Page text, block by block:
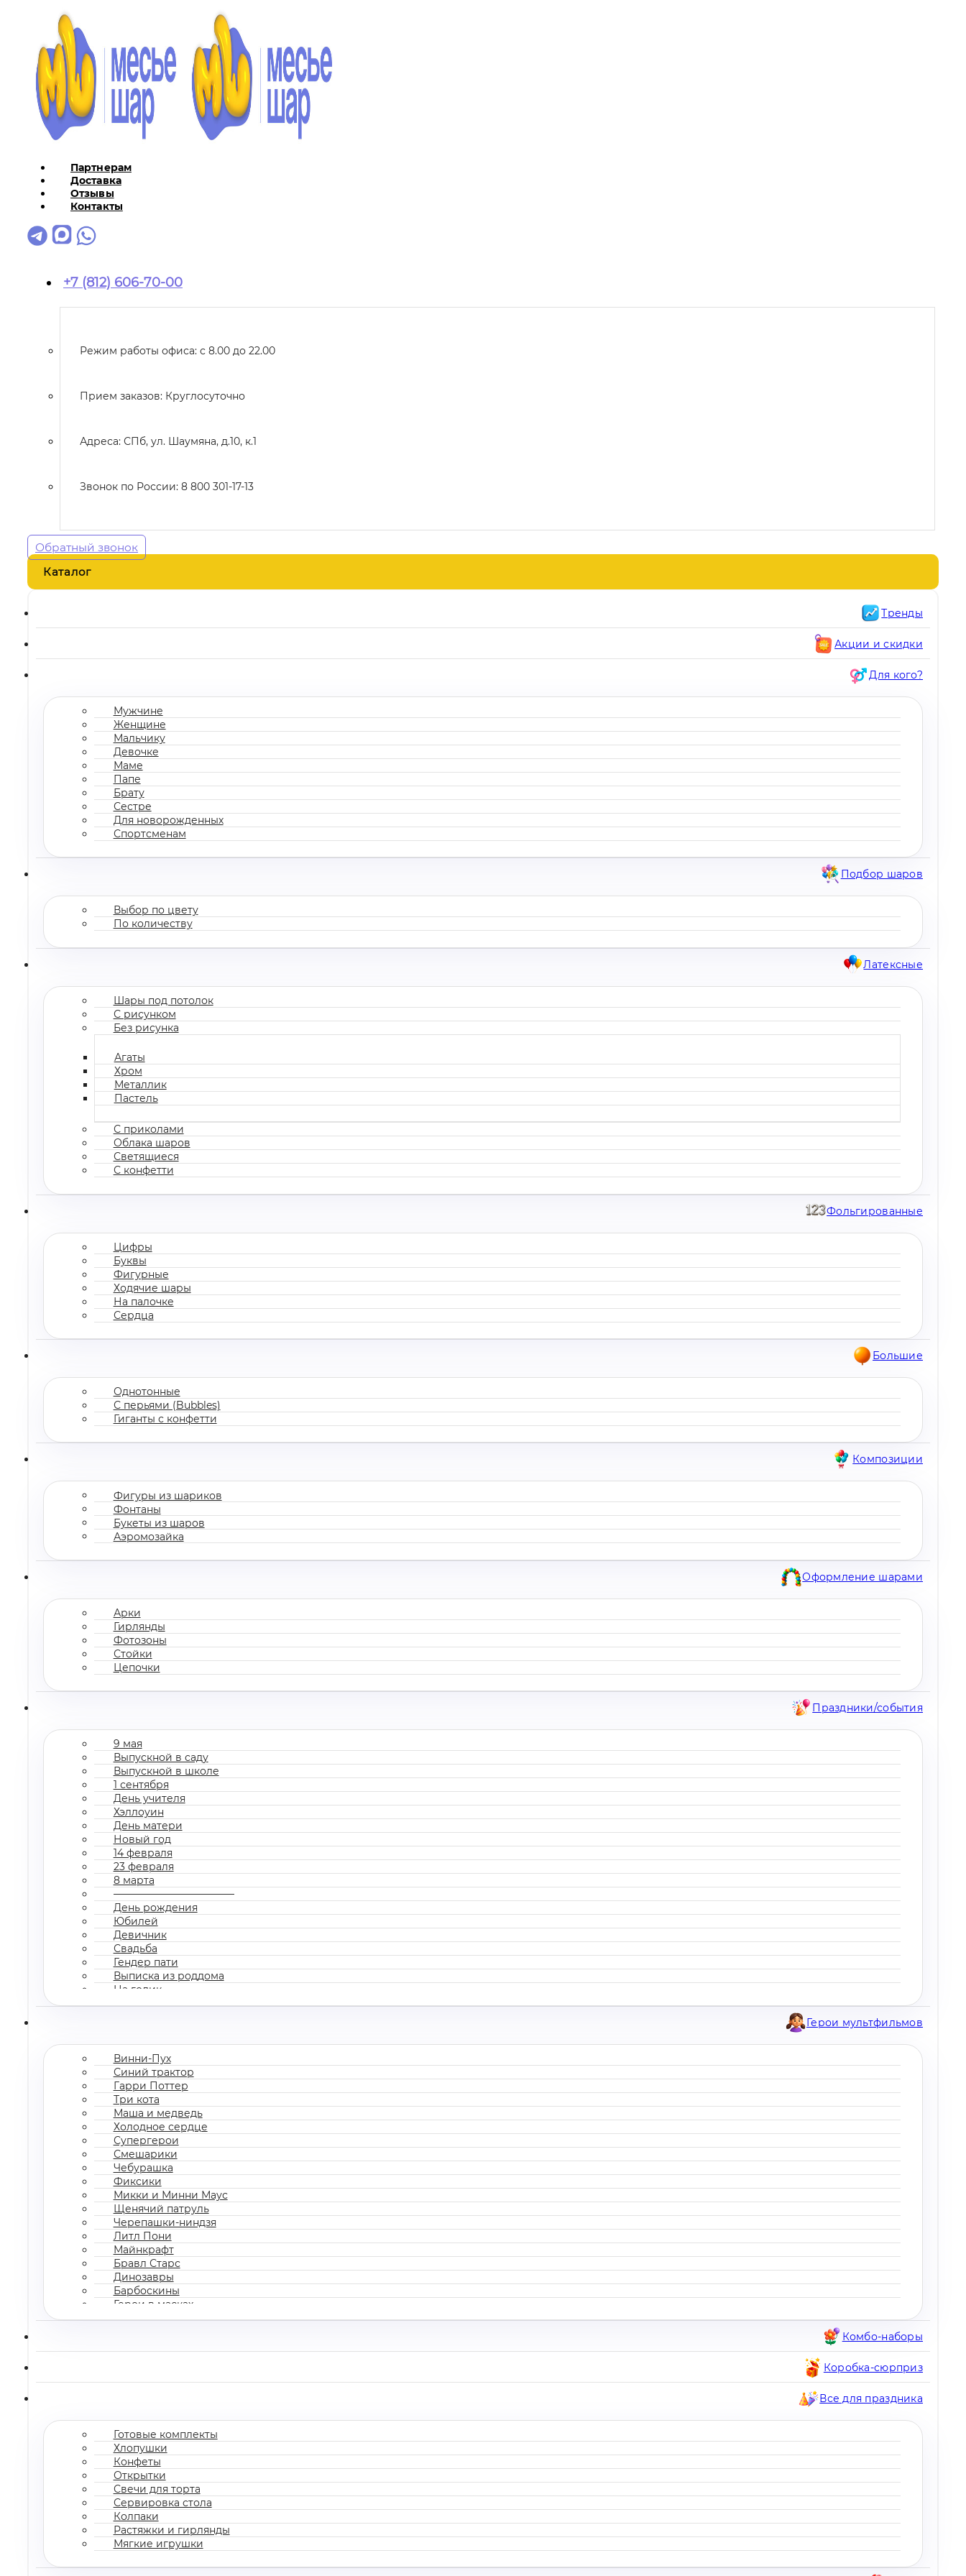
Партнерам
Доставка
Отзывы
Контакты
+7 (812) 606-70-00
Режим работы офиса: с 8.00 до 22.00
Прием заказов: Круглосуточно
Адреса: СПб, ул. Шаумяна, д.10, к.1
Звонок по России: 8 800 301-17-13
Обратный звонок
Каталог
Тренды
Акции и скидки
Для кого?
Мужчине
Женщине
Мальчику
Девочке
Маме
Папе
Брату
Сестре
Для новорожденных
Спортсменам
Подбор шаров
Выбор по цвету
По количеству
Латексные
Шары под потолок
С рисунком
Без рисунка
Агаты
Хром
Металлик
Пастель
С приколами
Облака шаров
Светящиеся
С конфетти
Фольгированные
Цифры
Буквы
Фигурные
Ходячие шары
На палочке
Сердца
Большие
Однотонные
С перьями (Bubbles)
Гиганты с конфетти
Композиции
Фигуры из шариков
Фонтаны
Букеты из шаров
Аэромозайка
Оформление шарами
Арки
Гирлянды
Фотозоны
Стойки
Цепочки
Праздники/события
9 мая
Выпускной в саду
Выпускной в школе
1 сентября
День учителя
Хэллоуин
День матери
Новый год
14 февраля
23 февраля
8 марта
————————————
День рождения
Юбилей
Девичник
Свадьба
Гендер пати
Выписка из роддома
На годик
Корпоратив
Герои мультфильмов
Винни-Пух
Синий трактор
Гарри Поттер
Три кота
Маша и медведь
Холодное сердце
Супергерои
Смешарики
Чебурашка
Фиксики
Микки и Минни Маус
Щенячий патруль
Черепашки-ниндзя
Литл Пони
Майнкрафт
Бравл Старс
Динозавры
Барбоскины
Герои в масках
Все мультгерои
Комбо-наборы
Коробка-сюрприз
Все для праздника
Готовые комплекты
Хлопушки
Конфеты
Открытки
Свечи для торта
Сервировка стола
Колпаки
Растяжки и гирлянды
Мягкие игрушки